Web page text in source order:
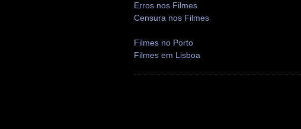
Erros nos Filmes
Censura nos Filmes
Filmes no Porto
Filmes em Lisboa